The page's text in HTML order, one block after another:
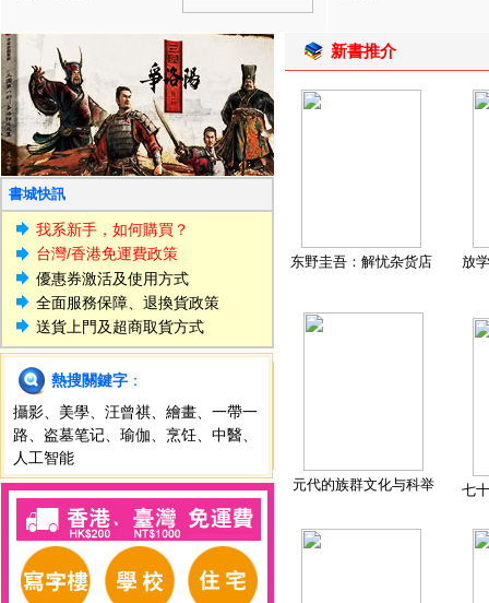
書城快訊
我系新手，如何購買？
台灣/香港免運費政策
優惠券激活及使用方式
全面服務保障、退換貨政策
送貨上門及超商取貨方式
熱搜關鍵字 ：
攝影
美學 汪曾祺 繪畫
一帶一
路
盗墓笔记 瑜伽 烹饪 中醫
人工智能
新書推介
东野圭吾：解忧杂货店 放
元代的族群文化与科举 七